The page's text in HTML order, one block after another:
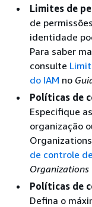
Limites de
de
identidade
Para saber
consulte
do IAM no
Políticas de
Especifique
organização
de controle
Organizations
Políticas de
Defina o